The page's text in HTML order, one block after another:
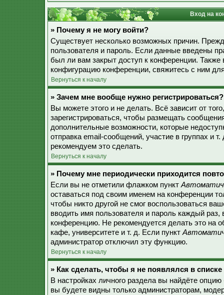
Вход на
» Почему я не могу войти?
Существует несколько возможных причин.
пользователя и пароль. Если данные введены
был ли вам закрыт доступ к конференции. Также
конфигурацию конференции, свяжитесь с ним
Вернуться к началу
» Зачем мне вообще нужно регистрироваться?
Вы можете этого и не делать. Всё зависит от
зарегистрироваться, чтобы размещать
дополнительные возможности, которые
отправка email-сообщений, участие в группах и
рекомендуем это сделать.
Вернуться к началу
» Почему мне периодически приходится
Если вы не отметили флажком пункт
оставаться под своим именем на конференции
чтобы никто другой не смог воспользоваться
вводить имя пользователя и пароль каждый
конференцию. Не рекомендуется делать это на
кафе, университете и т. д. Если пункт
администратор отключил эту функцию.
Вернуться к началу
» Как сделать, чтобы я не появлялся в
В настройках личного раздела вы найдёте опцию
вы будете видны только администраторам,